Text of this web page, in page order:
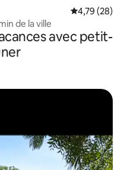
Évaluation
4,79 (28)
de la ville
avec petit-